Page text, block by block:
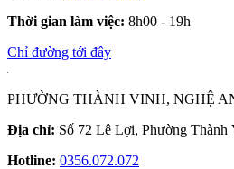
Thời gian làm việc: 8h00 - 19h
Chỉ đường tới đây
PHƯỜNG THÀNH VINH, NGHỆ
Địa chỉ: Số 72 Lê Lợi, Phường Thành
Hotline: 0356.072.072